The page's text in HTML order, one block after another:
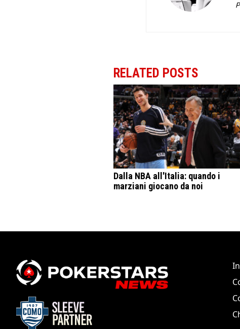
RELATED POSTS
Dalla NBA all'Italia: quando i
marziani giocano da noi